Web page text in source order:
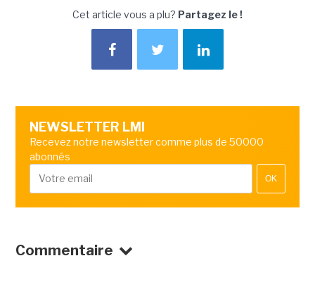
Cet article vous a plu? Partagez le !
NEWSLETTER LMI
Recevez notre newsletter comme plus de 50000
abonnés
OK
Commentaire